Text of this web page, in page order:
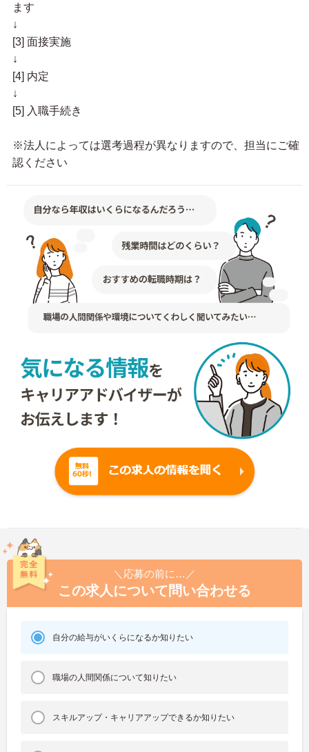
ます
↓
[3] 面接実施
↓
[4] 内定
↓
[5] 入職手続き
※法人によっては選考過程が異なりますので、担当にご確
認ください
＼応募の前に…／
この求人について問い合わせる
自分の給与がいくらになるか知りたい
職場の人間関係について知りたい
スキルアップ・キャリアアップできるか知りたい